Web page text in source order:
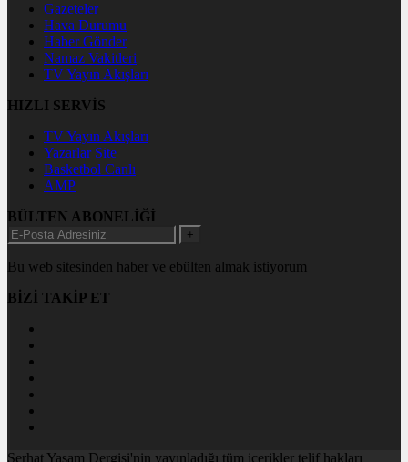
Gazeteler
Hava Durumu
Haber Gönder
Namaz Vakitleri
TV Yayın Akışları
HIZLI SERVİS
TV Yayın Akışları
Yazarlar Site
Basketbol Canlı
AMP
BÜLTEN ABONELİĞİ
+
Bu web sitesinden haber ve ebülten almak istiyorum
BİZİ TAKİP ET
Serhat Yaşam Dergisi'nin yayınladığı tüm içerikler telif hakları